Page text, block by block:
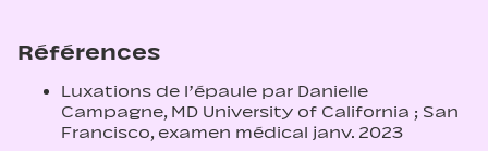
Références
Luxations de l’épaule par Danielle
Campagne, MD University of California ; San
Francisco, examen médical janv. 2023